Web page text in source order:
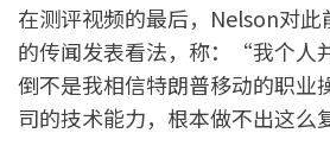
在测评视频的最后，Nelson对
的传闻发表看法，称：“我个人
倒不是我相信特朗普移动的职业
司的技术能力，根本做不出这么